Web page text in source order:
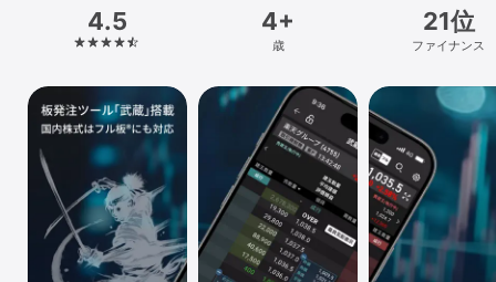
プラットフォーム
iPhone
iPad
Mac
Vision
Watch
TV
4.5 4+
歳
21位
ファイナンス